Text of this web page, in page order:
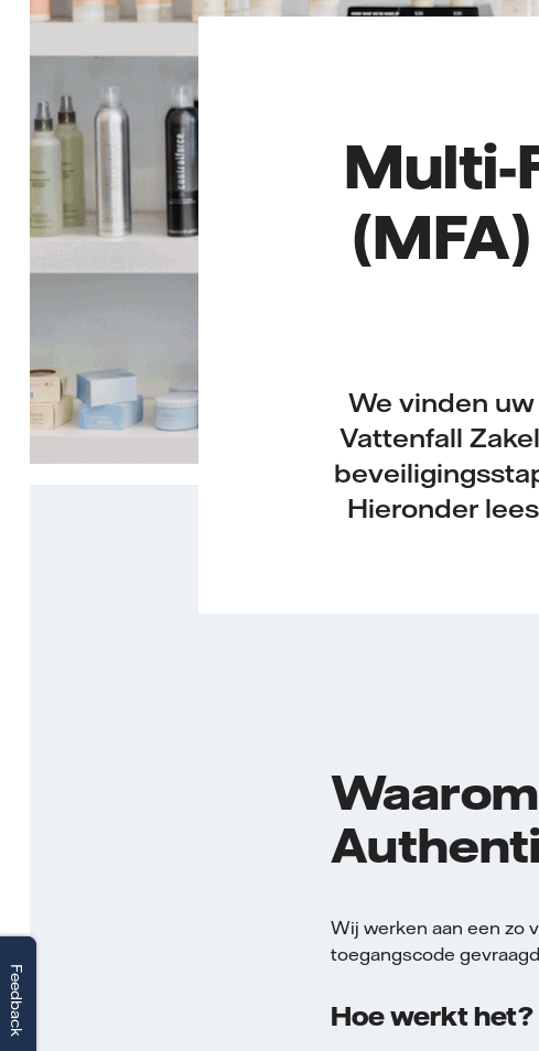
Multi-
We vinden
Vattenfall
Hieronder
Wij werken aan een zo
toegangscode
Hoe werkt het?
Feedback
Feedback